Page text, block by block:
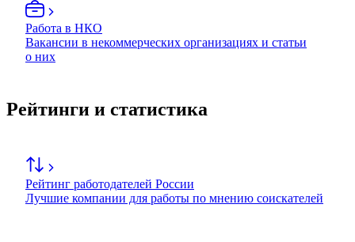
Работа в НКО
Вакансии в некоммерческих организациях и статьи
о них
Рейтинги и статистика
Рейтинг работодателей России
Лучшие компании для работы по мнению соискателей